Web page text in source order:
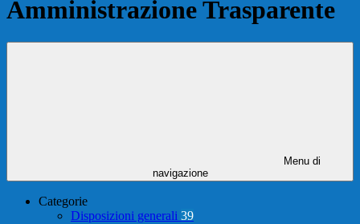
Amministrazione Trasparente
Menu di
navigazione
Categorie
Disposizioni generali 39